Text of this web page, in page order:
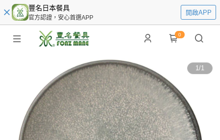
豐名日本餐具
官方認證，安心首選APP
開啟APP
0
1/1